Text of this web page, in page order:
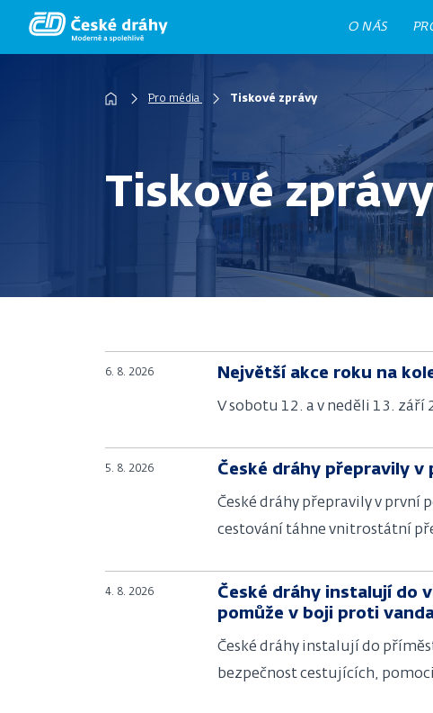
Přejít
O NÁS
Drobečková
navigace
Pro média Tiskové zprávy
Tiskové zprávy
6. 8. 2026 Největší akce roku na
V sobotu 12. a v neděli 13.
5. 8. 2026 České dráhy přepravily
České dráhy přepravily v první
cestování táhne vnitrostátní
4. 8. 2026
České dráhy instalují do
pomůže v boji proti
České dráhy instalují do
bezpečnost cestujících,